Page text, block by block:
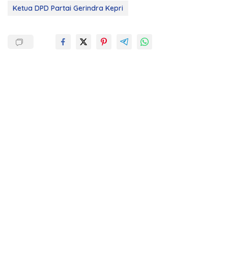
Ketua DPD Partai Gerindra Kepri